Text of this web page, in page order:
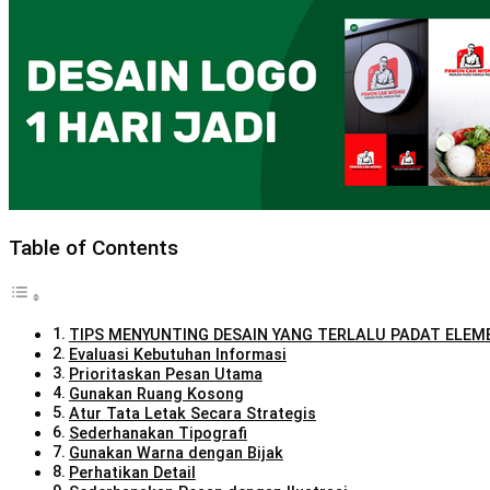
Table of Contents
TIPS MENYUNTING DESAIN YANG TERLALU PADAT
Evaluasi Kebutuhan Informasi
Prioritaskan Pesan Utama
Gunakan Ruang Kosong
Atur Tata Letak Secara Strategis
Sederhanakan Tipografi
Gunakan Warna dengan Bijak
Perhatikan Detail